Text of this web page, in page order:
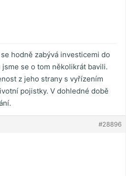
hodně zabývá investicemi do
se o tom několikrát bavili.
z jeho strany s vyřízením
pojistky. V dohledné době
#28896